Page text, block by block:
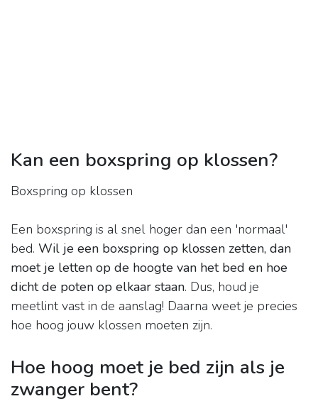
Kan een boxspring op klossen?
Boxspring op klossen
Een boxspring is al snel hoger dan een 'normaal'
bed. Wil je een boxspring op klossen zetten, dan
moet je letten op de hoogte van het bed en hoe
dicht de poten op elkaar staan. Dus, houd je
meetlint vast in de aanslag! Daarna weet je precies
hoe hoog jouw klossen moeten zijn.
Hoe hoog moet je bed zijn als je
zwanger bent?